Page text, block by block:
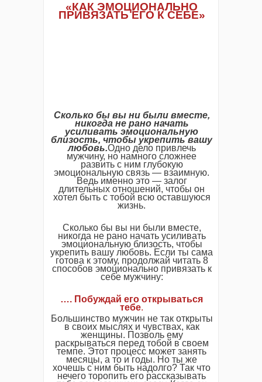
«КАК ЭМОЦИОНАЛЬНО
ПРИВЯЗАТЬ ЕГО К СЕБЕ»
Сколько бы вы ни были вместе,
никогда не рано начать
усиливать эмоциональную
близость, чтобы укрепить вашу
любовь.Одно дело привлечь
мужчину, но намного сложнее
развить с ним глубокую
эмоциональную связь — взаимную.
Ведь именно это — залог
длительных отношений, чтобы он
хотел быть с тобой всю оставшуюся
жизнь.
Сколько бы вы ни были вместе,
никогда не рано начать усиливать
эмоциональную близость, чтобы
укрепить вашу любовь. Если ты сама
готова к этому, продолжай читать 8
способов эмоционально привязать к
себе мужчину:
…. Побуждай его открываться
тебе.
Большинство мужчин не так открыты
в своих мыслях и чувствах, как
женщины. Позволь ему
раскрываться перед тобой в своем
темпе. Этот процесс может занять
месяцы, а то и годы. Но ты же
хочешь с ним быть надолго? Так что
нечего торопить его рассказывать